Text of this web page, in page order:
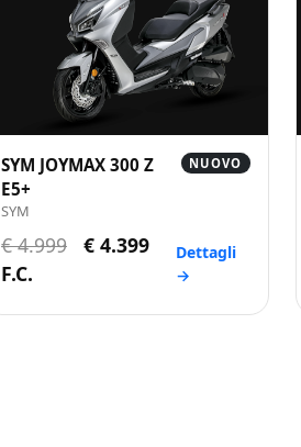
SYM JOYMAX 300 Z
E5+
SYM
NUOVO
€ 4.999
€ 4.399
F.C.
Dettagli
→